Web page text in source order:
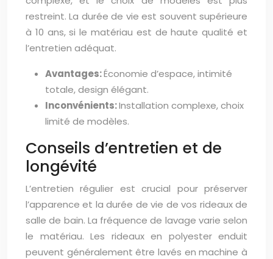
restreint. La durée de vie est souvent supérieure
à 10 ans, si le matériau est de haute qualité et
l’entretien adéquat.
Avantages:Économie d’espace, intimité
totale, design élégant.
Inconvénients:Installation complexe, choix
limité de modèles.
Conseils d’entretien et de
longévité
L’entretien régulier est crucial pour préserver
l’apparence et la durée de vie de vos rideaux de
salle de bain. La fréquence de lavage varie selon
le matériau. Les rideaux en polyester enduit
peuvent généralement être lavés en machine à